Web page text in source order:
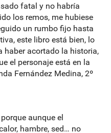
fatal y no habría
los remos, me hubiese
un rumbo fijo hasta
este libro está bien, lo
haber acortado la historia,
el personaje está en la
Fernández Medina, 2º
aunque el
hambre, sed… no